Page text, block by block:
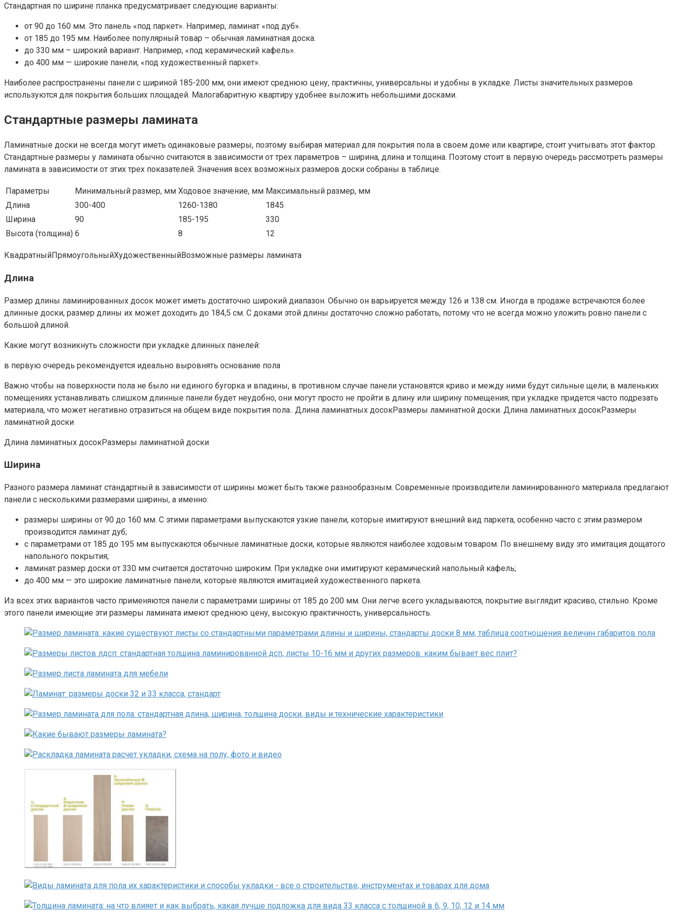
Стандартная по ширине планка предусматривает следующие варианты:
от 90 до 160 мм. Это панель «под паркет». Например, ламинат «под дуб».
от 185 до 195 мм. Наиболее популярный товар – обычная ламинатная доска.
до 330 мм – широкий вариант. Например, «под керамический кафель».
до 400 мм — широкие панели, «под художественный паркет».
Наиболее распространены панели с шириной 185-200 мм, они имеют среднюю цену, практичны, универсальны и удобны в укладке. Листы значительных размеров
используются для покрытия больших площадей. Малогабаритную квартиру удобнее выложить небольшими досками.
Стандартные размеры ламината
Ламинатные доски не всегда могут иметь одинаковые размеры, поэтому выбирая материал для покрытия пола в своем доме или квартире, стоит учитывать этот фактор.
Стандартные размеры у ламината обычно считаются в зависимости от трех параметров – ширина, длина и толщина. Поэтому стоит в первую очередь рассмотреть размеры
ламината в зависимости от этих трех показателей. Значения всех возможных размеров доски собраны в таблице.
Параметры Минимальный размер, мм Ходовое значение, мм Максимальный размер, мм
Длина
300-400 1260-1380
1845
Ширина
90 185-195
330
Высота (толщина) 6 8 12
КвадратныйПрямоугольныйХудожественныйВозможные размеры ламината
Длина
Размер длины ламинированных досок может иметь достаточно широкий диапазон. Обычно он варьируется между 126 и 138 см. Иногда в продаже встречаются более
длинные доски, размер длины их может доходить до 184,5 см. С доками этой длины достаточно сложно работать, потому что не всегда можно уложить ровно панели с
большой длиной.
Какие могут возникнуть сложности при укладке длинных панелей:
в первую очередь рекомендуется идеально выровнять основание пола
Важно чтобы на поверхности пола не было ни единого бугорка и впадины, в противном случае панели установятся криво и между ними будут сильные щели; в маленьких
помещениях устанавливать слишком длинные панели будет неудобно, они могут просто не пройти в длину или ширину помещения; при укладке придется часто подрезать
материала, что может негативно отразиться на общем виде покрытия пола.. Длина ламинатных досокРазмеры ламинатной доски. Длина ламинатных досокРазмеры
ламинатной доски
Длина ламинатных досокРазмеры ламинатной доски
Ширина
Разного размера ламинат стандартный в зависимости от ширины может быть также разнообразным. Современные производители ламинированного материала предлагают
панели с несколькими размерами ширины, а именно:
размеры ширины от 90 до 160 мм. С этими параметрами выпускаются узкие панели, которые имитируют внешний вид паркета, особенно часто с этим размером
производится ламинат дуб;
с параметрами от 185 до 195 мм выпускаются обычные ламинатные доски, которые являются наиболее ходовым товаром. По внешнему виду это имитация дощатого
напольного покрытия;
ламинат размер доски от 330 мм считается достаточно широким. При укладке они имитируют керамический напольный кафель;
до 400 мм — это широкие ламинатные панели, которые являются имитацией художественного паркета.
Из всех этих вариантов часто применяются панели с параметрами ширины от 185 до 200 мм. Они легче всего укладываются, покрытие выглядит красиво, стильно. Кроме
этого панели имеющие эти размеры ламината имеют среднюю цену, высокую практичность, универсальность.